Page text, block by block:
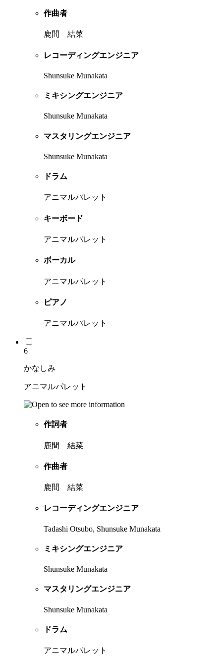
作曲者
鹿間 結菜
レコーディングエンジニア
Shunsuke Munakata
ミキシングエンジニア
Shunsuke Munakata
マスタリングエンジニア
Shunsuke Munakata
ドラム
アニマルパレット
キーボード
アニマルパレット
ボーカル
アニマルパレット
ピアノ
アニマルパレット
6
かなしみ
アニマルパレット
作詞者
鹿間 結菜
作曲者
鹿間 結菜
レコーディングエンジニア
Tadashi Otsubo, Shunsuke Munakata
ミキシングエンジニア
Shunsuke Munakata
マスタリングエンジニア
Shunsuke Munakata
ドラム
アニマルパレット